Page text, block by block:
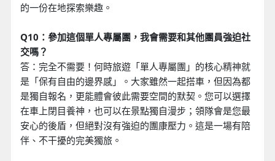
的一份在地探索樂趣。
Q10：參加這個單人專屬團，我會需要和其他團員強迫社
交嗎？
答：完全不需要！何時旅遊「單人專屬團」的核心精神就
是「保有自由的邊界感」。大家雖然一起搭車，但因為都
是獨自報名，更能體會彼此需要空間的默契。您可以選擇
在車上閉目養神，也可以在景點獨自漫步；領隊會是您最
安心的後盾，但絕對沒有強迫的團康壓力。這是一場有陪
伴、不干擾的完美獨旅。